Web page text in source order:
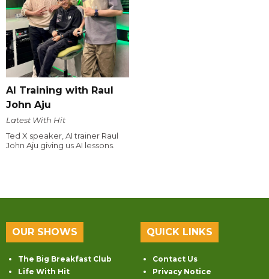
AI Training with Raul
John Aju
Latest With Hit
Ted X speaker, AI trainer Raul
John Aju giving us AI lessons.
OUR SHOWS
The Big Breakfast Club
Life With Hit
QUICK LINKS
Contact Us
Privacy Notice